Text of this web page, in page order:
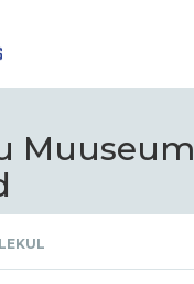
Muuseum